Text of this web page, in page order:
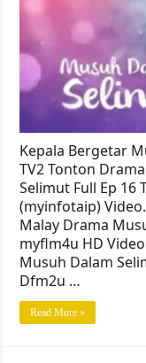
Kepala Bergetar
TV2 Tonton
Selimut Full Ep 16
(myinfotaip)
Malay Drama
myflm4u HD
Musuh Dalam
Dfm2u …
Read More »